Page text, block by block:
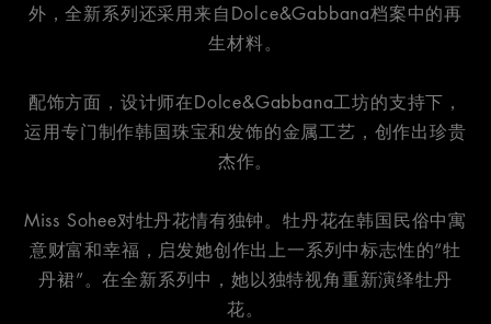
外，全新系列还采用来自Dolce&Gabbana档案中的再
生材料。
配饰方面，设计师在Dolce&Gabbana工坊的支持下，
运用专门制作韩国珠宝和发饰的金属工艺，创作出珍贵
杰作。
Miss Sohee对牡丹花情有独钟。牡丹花在韩国民俗中寓
意财富和幸福，启发她创作出上一系列中标志性的“牡
丹裙”。在全新系列中，她以独特视角重新演绎牡丹
花。